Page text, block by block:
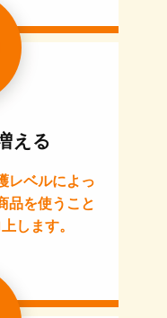
える
レベルによっ
品を使うこと
します。